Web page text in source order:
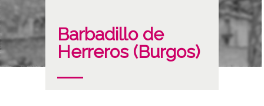
Barbadillo de
Herreros (Burgos)